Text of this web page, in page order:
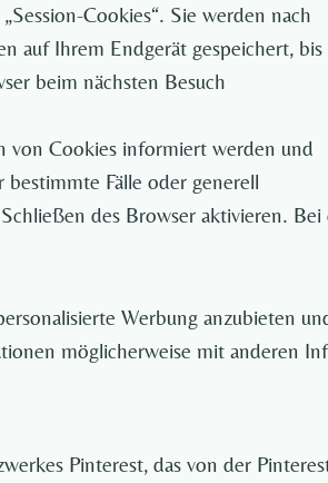
Cookies“. Sie werden nach
auf Ihrem Endgerät gespeichert, bis
beim nächsten Besuch
von Cookies informiert werden und
Fälle oder generell
des Browser aktivieren.
Werbung anzubieten
möglicherweise mit anderen
Pinterest, das von der